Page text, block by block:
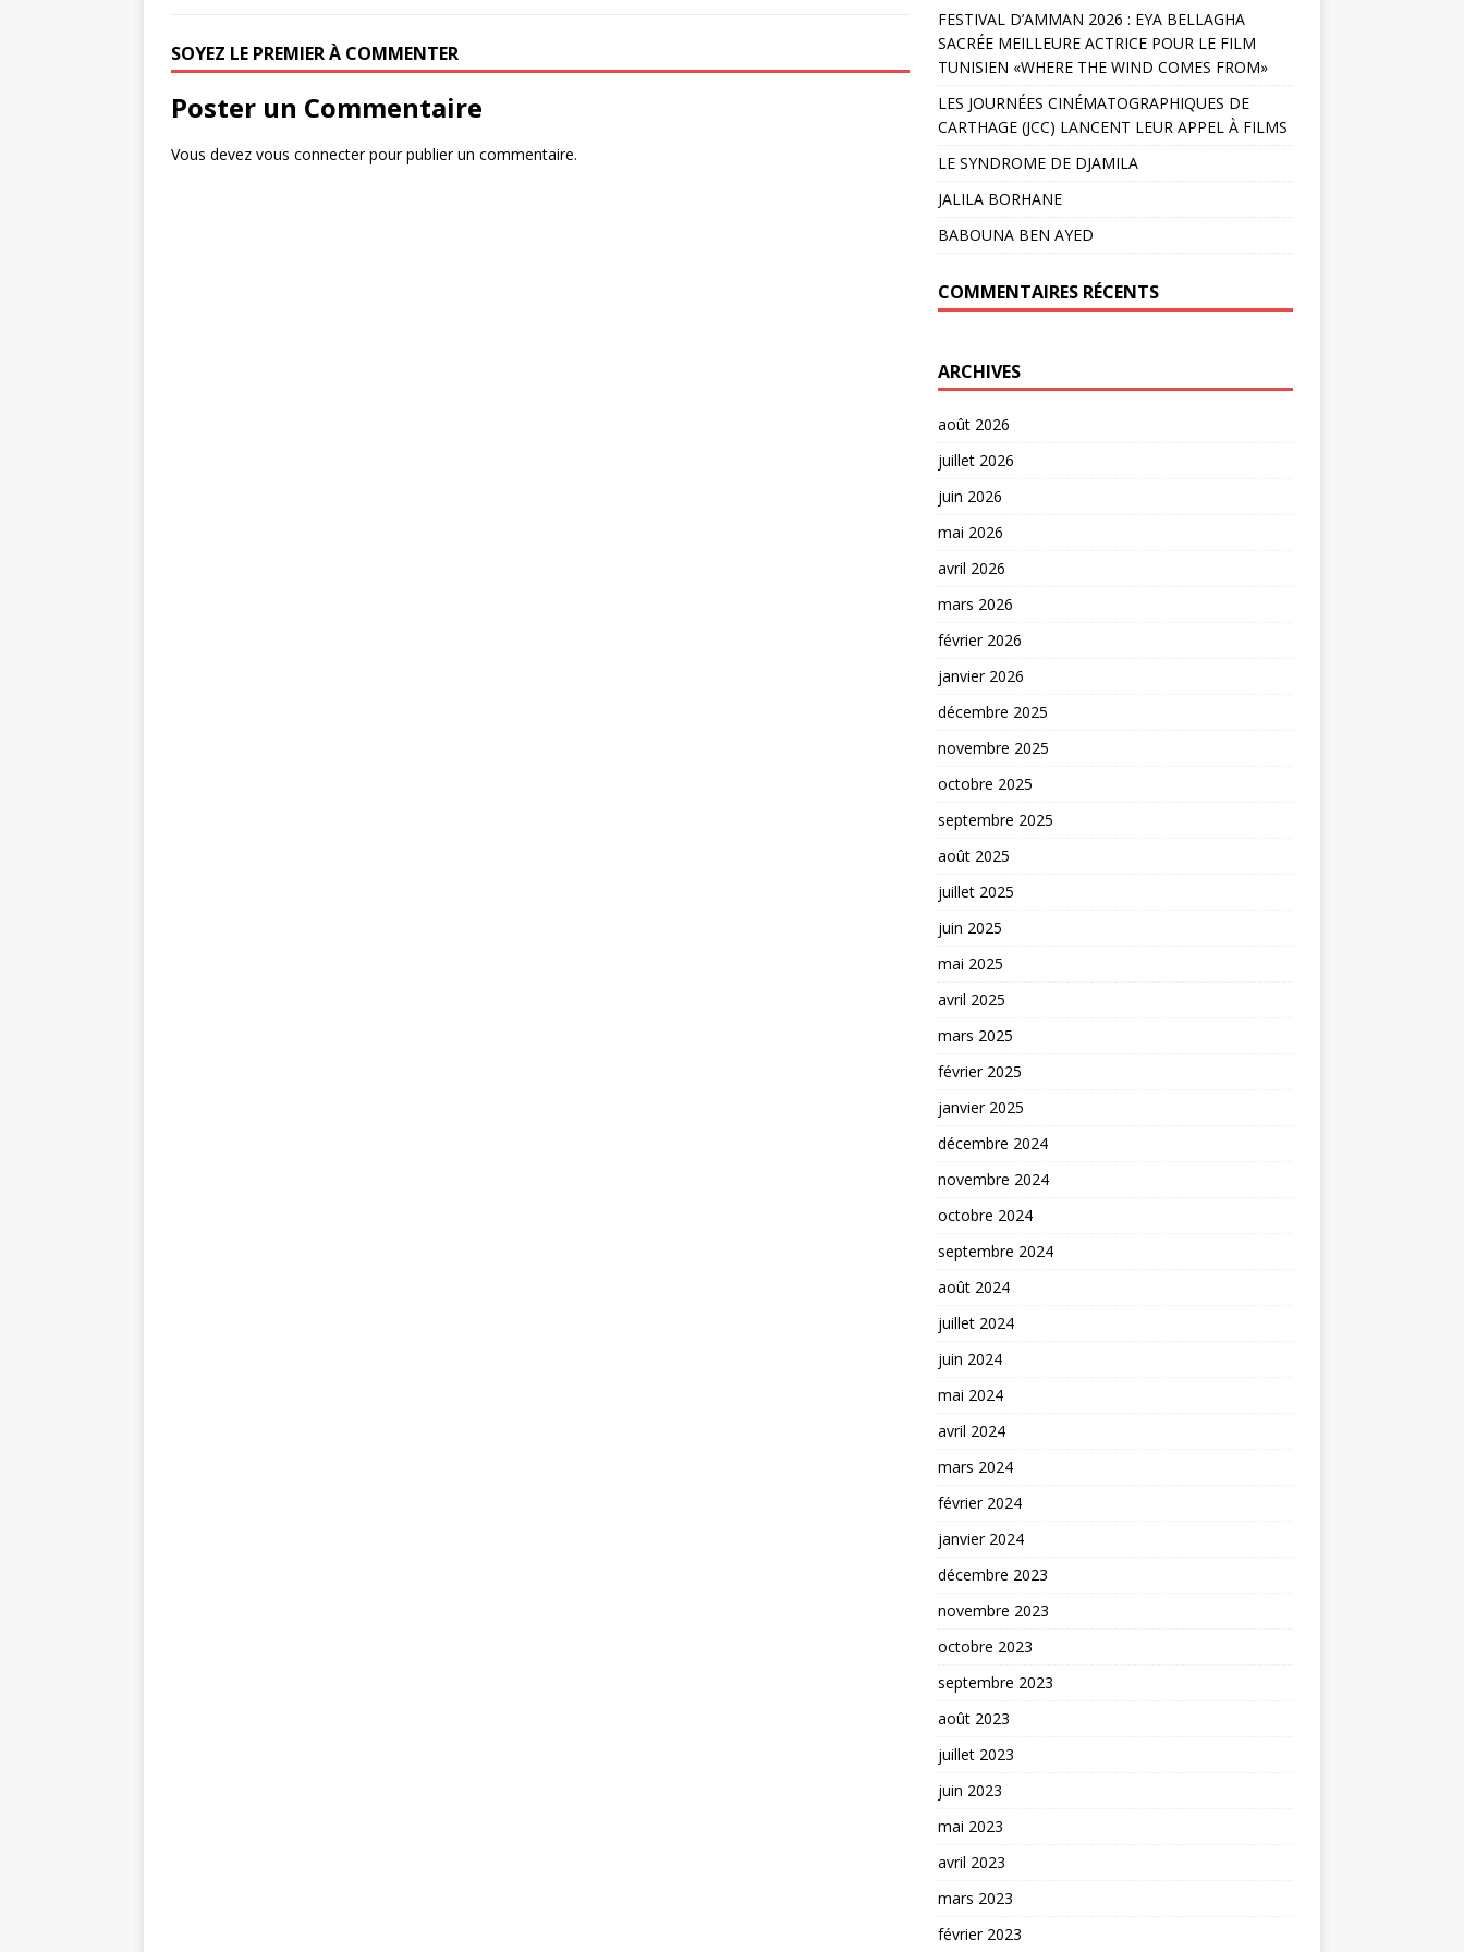
o
o
k
r
SOYEZ LE PREMIER À COMMENTER
Poster un Commentaire
Vous devez vous connecterpour publier un commentaire.
FESTIVAL D’AMMAN 2026 : EYA BELLAGHA
SACRÉE MEILLEURE ACTRICE POUR LE FILM
TUNISIEN «WHERE THE WIND COMES FROM»
LES JOURNÉES CINÉMATOGRAPHIQUES DE
CARTHAGE (JCC) LANCENT LEUR APPEL À FILMS
LE SYNDROME DE DJAMILA
JALILA BORHANE
BABOUNA BEN AYED
COMMENTAIRES RÉCENTS
ARCHIVES
août 2026
juillet 2026
juin 2026
mai 2026
avril 2026
mars 2026
février 2026
janvier 2026
décembre 2025
novembre 2025
octobre 2025
septembre 2025
août 2025
juillet 2025
juin 2025
mai 2025
avril 2025
mars 2025
février 2025
janvier 2025
décembre 2024
novembre 2024
octobre 2024
septembre 2024
août 2024
juillet 2024
juin 2024
mai 2024
avril 2024
mars 2024
février 2024
janvier 2024
décembre 2023
novembre 2023
octobre 2023
septembre 2023
août 2023
juillet 2023
juin 2023
mai 2023
avril 2023
mars 2023
février 2023